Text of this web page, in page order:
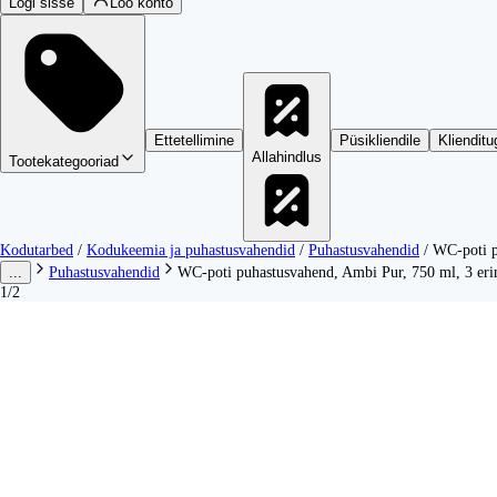
Tootekategooriad
Ettetellimine
Allahindlus
Püsikliendile
Kodutarbed / Kodukeemia ja puhastusvahendid / Puhastusvahendid / WC-poti
...
Puhastusvahendid
WC-poti puhastusvahend, Ambi Pur, 750 ml, 3
1/2